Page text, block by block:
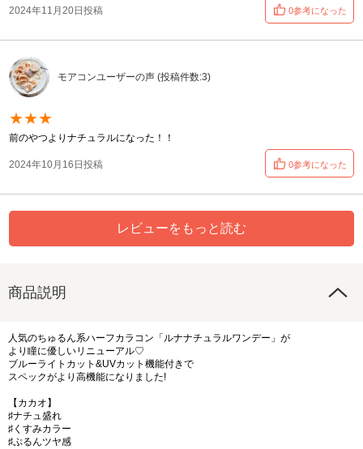
2024年11月20日投稿 0参考になった
モアコンユーザーの声 (投稿件数:3)
★★★
前のやつよりナチュラルになった！！
2024年10月16日投稿 0参考になった
レビューをもっと読む
商品説明
人気のちゅるん系ハーフカラコン「ルナナチュラルワンデー」が
より瞳に優しいリニューアル♡
ブルーライトカット&UVカット機能付きで
スペックがより高機能になりました!
【カカオ】
♯ナチュ盛れ
♯くすみカラー
♯ぷるんツヤ感